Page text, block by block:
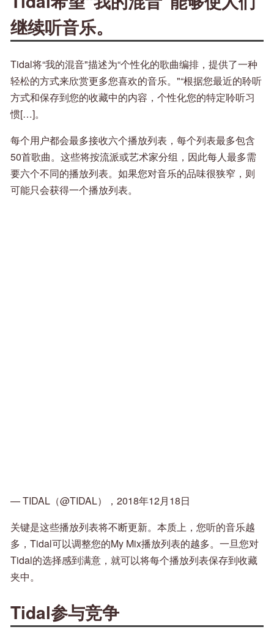
继续听音乐。
Tidal将“我的混音"描述为“个性化的歌曲编排，提供了一种
轻松的方式来欣赏更多您喜欢的音乐。"“根据您最近的聆听
方式和保存到您的收藏中的内容，个性化您的特定聆听习
惯[…]。
每个用户都会最多接收六个播放列表，每个列表最多包含
50首歌曲。这些将按流派或艺术家分组，因此每人最多需
要六个不同的播放列表。如果您对音乐的品味很狭窄，则
可能只会获得一个播放列表。
— TIDAL（@TIDAL），2018年12月18日
关键是这些播放列表将不断更新。本质上，您听的音乐越
多，Tidal可以调整您的My Mix播放列表的越多。一旦您对
Tidal的选择感到满意，就可以将每个播放列表保存到收藏
夹中。
Tidal参与竞争